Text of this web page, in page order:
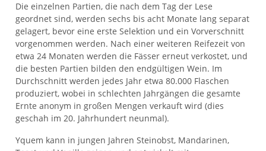
Die einzelnen Partien, die nach dem Tag der Lese
geordnet sind, werden sechs bis acht Monate lang separat
gelagert, bevor eine erste Selektion und ein Vorverschnitt
vorgenommen werden. Nach einer weiteren Reifezeit von
etwa 24 Monaten werden die Fässer erneut verkostet, und
die besten Partien bilden den endgültigen Wein. Im
Durchschnitt werden jedes Jahr etwa 80.000 Flaschen
produziert, wobei in schlechten Jahrgängen die gesamte
Ernte anonym in großen Mengen verkauft wird (dies
geschah im 20. Jahrhundert neunmal).
Yquem kann in jungen Jahren Steinobst, Mandarinen,